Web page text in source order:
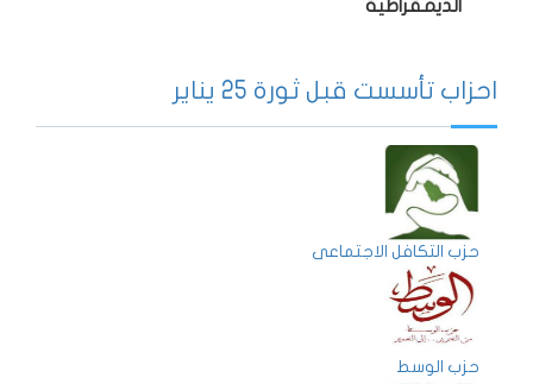
الديمقراطية
احزاب تأسست قبل ثورة 25 يناير
حزب التكافل الاجتماعى
حزب الوسط